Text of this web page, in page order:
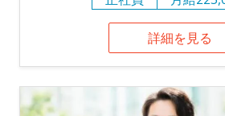
詳細を見る